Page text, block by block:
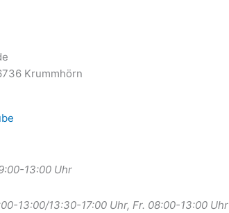
Krummhörn
13:00 Uhr
13:00/13:30-17:00 Uhr, Fr. 08:00-13:00 Uhr